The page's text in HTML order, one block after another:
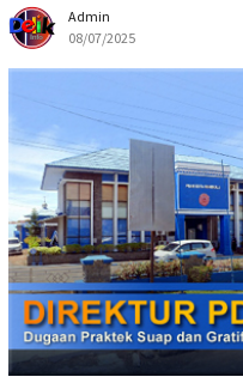
Admin
08/07/2025